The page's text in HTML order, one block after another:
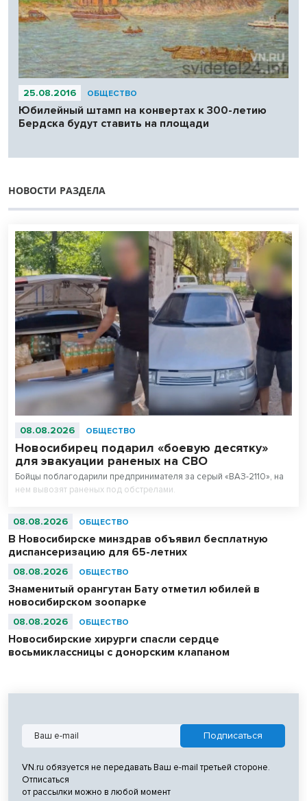
25.08.2016 ОБЩЕСТВО
Юбилейный штамп на конвертах к 300-летию
Бердска будут ставить на площади
НОВОСТИ РАЗДЕЛА
08.08.2026 ОБЩЕСТВО
Новосибирец подарил «боевую десятку»
для эвакуации раненых на СВО
Бойцы поблагодарили предпринимателя за серый «ВАЗ-2110», на
нем вывозят раненых под обстрелами.
08.08.2026 ОБЩЕСТВО
В Новосибирске минздрав объявил бесплатную
диспансеризацию для 65-летних
08.08.2026 ОБЩЕСТВО
Знаменитый орангутан Бату отметил юбилей в
новосибирском зоопарке
08.08.2026 ОБЩЕСТВО
Новосибирские хирурги спасли сердце
восьмиклассницы с донорским клапаном
VN.ru обязуется не передавать Ваш e-mail третьей стороне.
Отписаться
от рассылки можно в любой момент